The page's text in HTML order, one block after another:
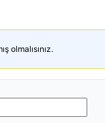
olmalısınız.